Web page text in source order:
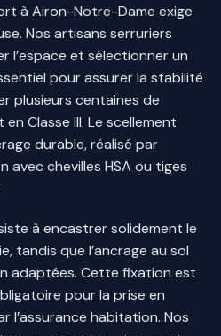
à Airon-Notre-Dame exige
Nos artisans serruriers
l’espace et sélectionner un
pour assurer la stabilité
plusieurs centaines de
Classe III. Le scellement
durable, réalisé par
chevilles HSA ou tiges
à encastrer solidement le
tandis que l’ancrage au sol
adaptées. Cette fixation est
pour la prise en
l’assurance habitation. Nos